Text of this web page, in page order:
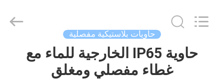
منزل،
حاويات بلاستيكية مفصلية
حاوية IP65 الخارجية للماء مع
غطاء مفصلي ومغلق